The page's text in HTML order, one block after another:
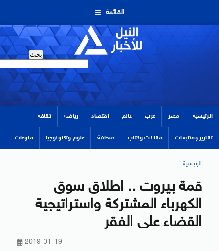
القائمة
الرئيسية مصر عرب عالم اقتصاد رياضة ثقافة
تقارير ومتابعات مقالات وكتاب صحافة علوم وتكنولوجيا منوعات
الرئيسية
قمة بيروت .. اطلاق سوق
الكهرباء المشتركة واستراتيجية
القضاء على الفقر
2019-01-19